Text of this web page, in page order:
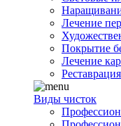
Лечение
Покрытие
Лечение
Виды чисток